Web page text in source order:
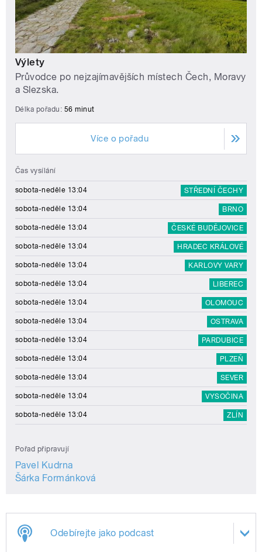
Výlety
Průvodce po nejzajímavějších místech Čech, Moravy
a Slezska.
Délka pořadu: 56 minut
Více o pořadu
Čas vysílání
sobota-neděle 13:04 STŘEDNÍ ČECHY
sobota-neděle 13:04 BRNO
sobota-neděle 13:04 ČESKÉ BUDĚJOVICE
sobota-neděle 13:04 HRADEC KRÁLOVÉ
sobota-neděle 13:04 KARLOVY VARY
sobota-neděle 13:04 LIBEREC
sobota-neděle 13:04 OLOMOUC
sobota-neděle 13:04 OSTRAVA
sobota-neděle 13:04 PARDUBICE
sobota-neděle 13:04 PLZEŇ
sobota-neděle 13:04 SEVER
sobota-neděle 13:04 VYSOČINA
sobota-neděle 13:04 ZLÍN
Pořad připravují
Pavel Kudrna
Šárka Formánková
Odebírejte jako podcast